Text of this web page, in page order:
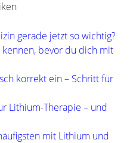
gerade jetzt so wichtig?
bevor du dich mit
korrekt ein – Schritt für
Lithium-Therapie – und
mit Lithium und